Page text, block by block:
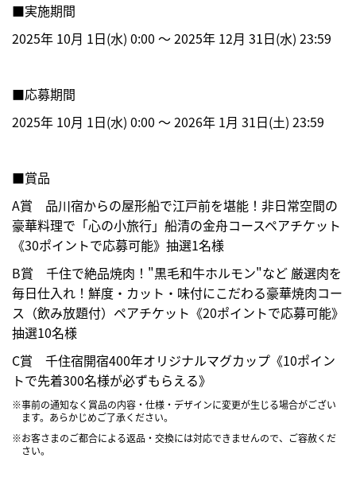
■実施期間
2025年 10月 1日(水) 0:00 ～ 2025年 12月 31日(水) 23:59
■応募期間
2025年 10月 1日(水) 0:00 ～ 2026年 1月 31日(土) 23:59
■賞品
A賞 品川宿からの屋形船で江戸前を堪能！非日常空間の
豪華料理で「心の小旅行」船清の金舟コースペアチケット
《30ポイントで応募可能》抽選1名様
B賞 千住で絶品焼肉！"黒毛和牛ホルモン"など 厳選肉を
毎日仕入れ！鮮度・カット・味付にこだわる豪華焼肉コー
ス（飲み放題付）ペアチケット《20ポイントで応募可能》
抽選10名様
C賞 千住宿開宿400年オリジナルマグカップ《10ポイン
トで先着300名様が必ずもらえる》
※事前の通知なく賞品の内容・仕様・デザインに変更が生じる場合がござい
ます。あらかじめご了承ください。
※お客さまのご都合による返品・交換には対応できませんので、ご容赦くだ
さい。